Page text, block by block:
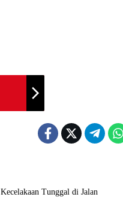
Kecelakaan Tunggal di Jalan